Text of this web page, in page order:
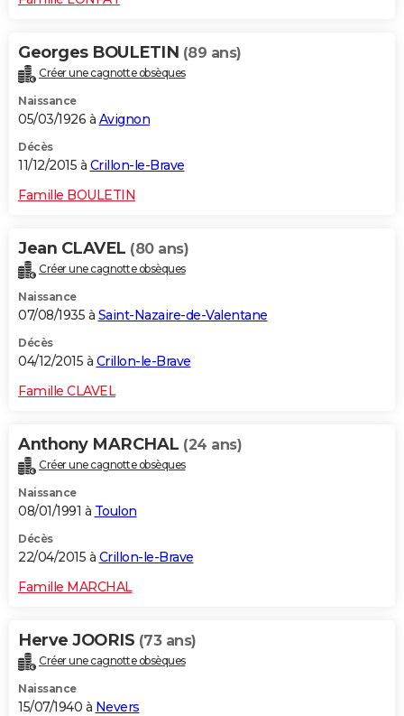
Georges BOULETIN (89 ans)
Créer une cagnotte obsèques
Naissance
05/03/1926 à Avignon
Décès
11/12/2015 à Crillon-le-Brave
Famille BOULETIN
Jean CLAVEL (80 ans)
Créer une cagnotte obsèques
Naissance
07/08/1935 à Saint-Nazaire-de-Valentane
Décès
04/12/2015 à Crillon-le-Brave
Famille CLAVEL
Anthony MARCHAL (24 ans)
Créer une cagnotte obsèques
Naissance
08/01/1991 à Toulon
Décès
22/04/2015 à Crillon-le-Brave
Famille MARCHAL
Herve JOORIS (73 ans)
Créer une cagnotte obsèques
Naissance
15/07/1940 à Nevers